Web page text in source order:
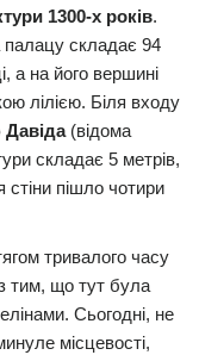
1300-х років.
палацу складає 94
а на його вершині
лілією. Біля входу
Давіда(відома
складає 5 метрів,
стіни пішло чотири
тривалого часу
тим, що тут була
Сьогодні, не
місцевості,